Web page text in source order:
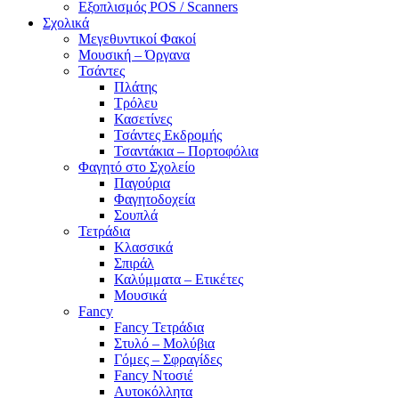
Εξοπλισμός POS / Scanners
Σχολικά
Μεγεθυντικοί Φακοί
Μουσική – Όργανα
Τσάντες
Πλάτης
Τρόλευ
Κασετίνες
Τσάντες Εκδρομής
Τσαντάκια – Πορτοφόλια
Φαγητό στο Σχολείο
Παγούρια
Φαγητοδοχεία
Σουπλά
Τετράδια
Κλασσικά
Σπιράλ
Καλύμματα – Ετικέτες
Μουσικά
Fancy
Fancy Τετράδια
Στυλό – Μολύβια
Γόμες – Σφραγίδες
Fancy Ντοσιέ
Αυτοκόλλητα